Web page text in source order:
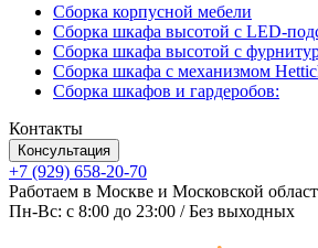
Сборка корпусной мебели
Сборка шкафа высотой с LED-
Сборка шкафа высотой с
Сборка шкафа с механизмом
Сборка шкафов и гардеробов:
Контакты
Консультация
+7 (929) 658-20-70
Работаем в Москве и Московской
Пн-Вс: c 8:00 до 23:00 / Без выходных